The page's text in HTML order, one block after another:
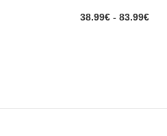
38.99€ - 83.99€